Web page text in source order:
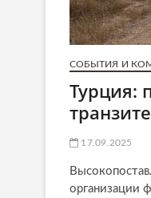
СОБЫТИЯ И
Турция:
17.09.2025
организации